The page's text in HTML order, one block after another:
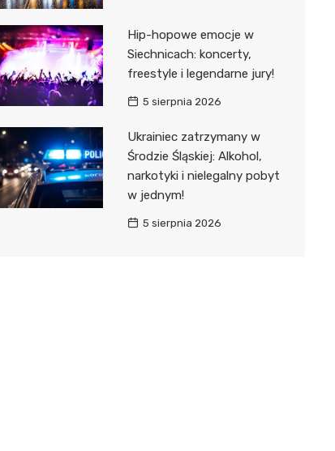
Hip-hopowe emocje w
Siechnicach: koncerty,
freestyle i legendarne jury!
5 sierpnia 2026
Ukrainiec zatrzymany w
Środzie Śląskiej: Alkohol,
narkotyki i nielegalny pobyt
w jednym!
5 sierpnia 2026